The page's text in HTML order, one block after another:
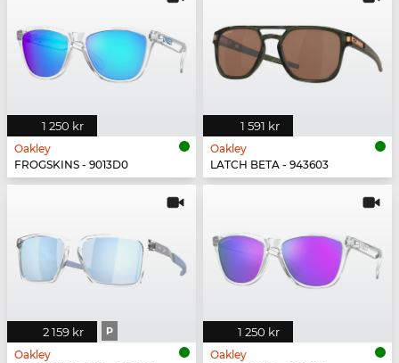
1 250 kr
Oakley
FROGSKINS - 9013D0
1 591 kr
Oakley
LATCH BETA - 943603
2 159 kr P
Oakley
1 250 kr
Oakley